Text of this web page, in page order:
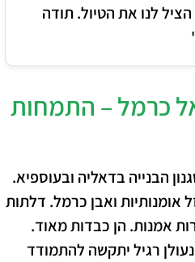
לנו את הטיול. תודה
כרמל – התמחות
הבנייה בדאליה ובעוספיא.
אומנותיות ואבן כרמל. דלתות
אמנות. הן כבדות מאוד.
רגיל יתקשה להתמודד